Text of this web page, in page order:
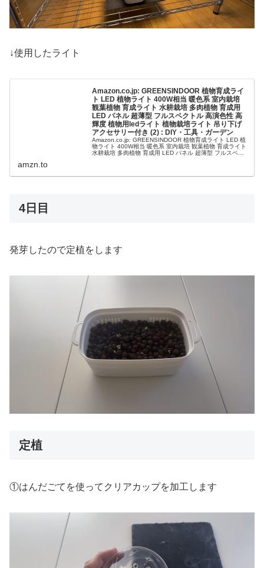
↓使用したライト
Amazon.co.jp: GREENSINDOOR 植物育成ライ
ト LED 植物ライト 400W相当 暖色系 室内栽培
観葉植物 育成ライト 水耕栽培 多肉植物 育成用
LED パネル 超薄型 フルスペクトル 高演色性 高
輝度 植物用ledライト 植物栽培ライト 吊り下げ
アクセサリー付き (2) : DIY・工具・ガーデン
Amazon.co.jp: GREENSINDOOR 植物育成ライト LED 植
物ライト 400W相当 暖色系 室内栽培 観葉植物 育成ライト
水耕栽培 多肉植物 育成用 LED パネル 超薄型 フルスペク
amzn.to
4日目
発芽したので定植をします
定植
①はんだごてを使ってクリアカップを加工します